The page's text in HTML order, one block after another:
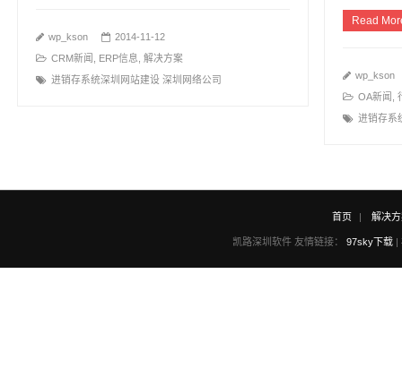
wp_kson
2014-11-12
CRM新闻
ERP信息 解决方案
进销存系统深圳网站建设 深圳网络公司
Read
wp_kson
OA新闻
进销存系
首页 解决
凯路深圳软件 友情链接： 97sky下载 |